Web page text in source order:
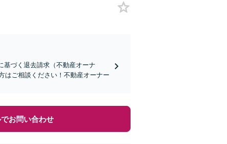
基づく退去請求（不動産オーナ
はご相談ください！不動産オーナー
でお問い合わせ